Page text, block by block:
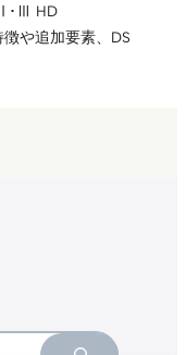
Ⅱ･Ⅲ HD
や追加要素、DS